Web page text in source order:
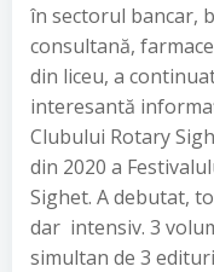
în sectorul bancar,
consultană,
din liceu, a
interesantă
Clubului Rotary
din 2020 a
Sighet. A debutat,
dar intensiv. 3
simultan de 3